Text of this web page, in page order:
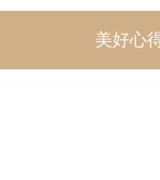
美好心